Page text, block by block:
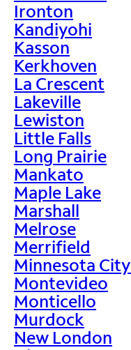
Ironton
Kandiyohi
Kasson
Kerkhoven
La Crescent
Lakeville
Lewiston
Little Falls
Long Prairie
Mankato
Maple Lake
Marshall
Melrose
Merrifield
Minnesota City
Montevideo
Monticello
Murdock
New London